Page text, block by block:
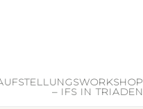
– IFS IN TRIADEN